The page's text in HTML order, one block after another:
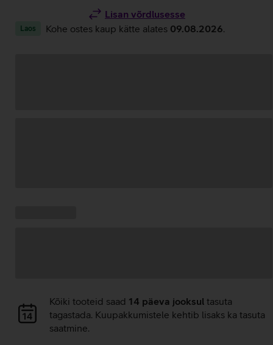
Lisan võrdlusesse
Laos Kohe ostes kaup kätte alates 09.08.2026
Andmete
laadimine
Kõiki tooteid saad 14 päeva jooksul tasuta
tagastada. Kuupakkumistele kehtib lisaks ka tasuta
saatmine.